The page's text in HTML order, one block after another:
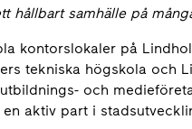
hållbart samhälle på
kontorslokaler på
tekniska högskola och
och
aktiv part i